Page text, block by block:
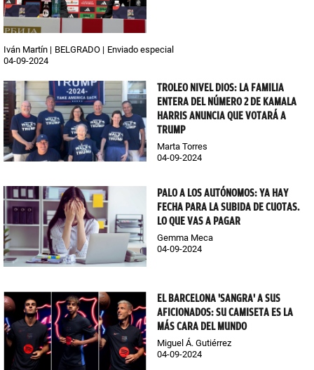
Iván Martín BELGRADO
Enviado especial
04-09-2024
TROLEO NIVEL DIOS: LA FAMILIA
ENTERA DEL NÚMERO 2 DE KAMALA
HARRIS ANUNCIA QUE VOTARÁ A
TRUMP
Marta Torres
04-09-2024
PALO A LOS AUTÓNOMOS: YA HAY
FECHA PARA LA SUBIDA DE CUOTAS.
LO QUE VAS A PAGAR
Gemma Meca
04-09-2024
EL BARCELONA 'SANGRA' A SUS
AFICIONADOS: SU CAMISETA ES LA
MÁS CARA DEL MUNDO
Miguel Á. Gutiérrez
04-09-2024